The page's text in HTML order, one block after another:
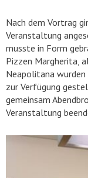
Nach dem Vortrag
Veranstaltung
musste in Form
Pizzen Margherita,
Neapolitana
zur Verfügung
gemeinsam
Veranstaltung